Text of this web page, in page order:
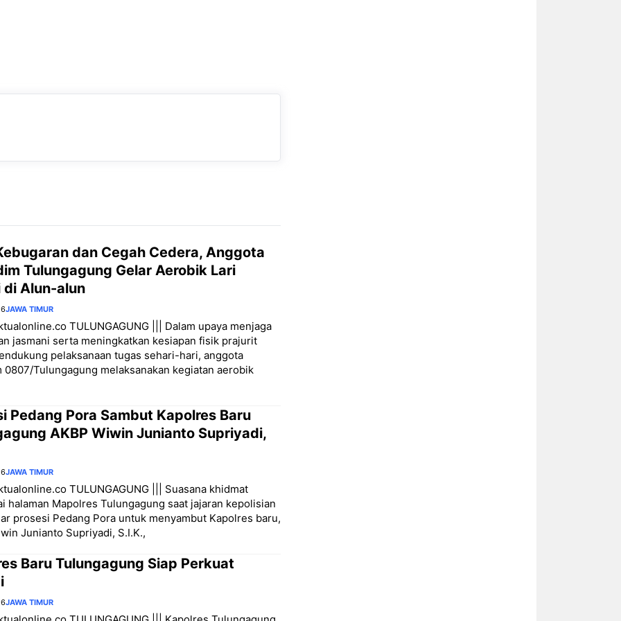
dan Cegah Cedera, Anggota
Tulungagung Gelar Aerobik Lari
di Alun-alun
JAWA TIMUR
TULUNGAGUNG ||| Dalam upaya menjaga
jasmani serta meningkatkan kesiapan fisik prajurit
pelaksanaan tugas sehari-hari, anggota
0807/Tulungagung melaksanakan kegiatan aerobik
Pedang Pora Sambut Kapolres Baru
AKBP Wiwin Junianto Supriyadi,
JAWA TIMUR
TULUNGAGUNG ||| Suasana khidmat
halaman Mapolres Tulungagung saat jajaran kepolisian
prosesi Pedang Pora untuk menyambut Kapolres baru,
Junianto Supriyadi, S.I.K.,
Baru Tulungagung Siap Perkuat
JAWA TIMUR